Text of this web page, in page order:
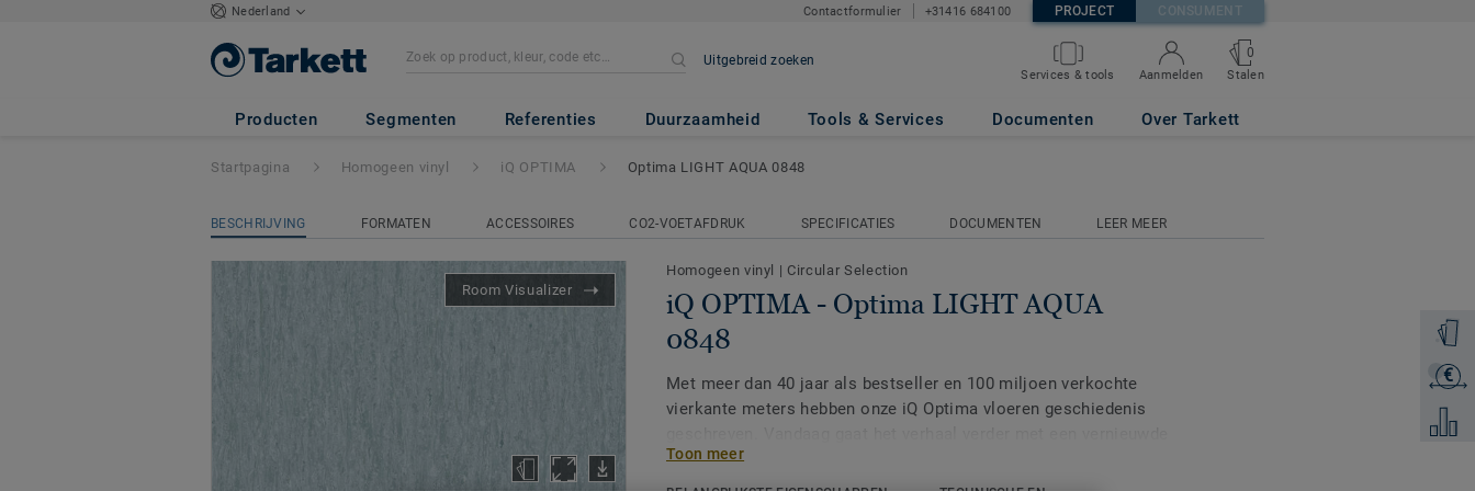
Nederland Contactformulier +31416 684100 PROJECT CONSUMENT
Uitgebreid zoeken
Services & tools Aanmelden
0
Stalen
Producten Segmenten Referenties Duurzaamheid Tools & Services Documenten Over Tarkett
iQ OPTIMA - Optima LIGHT AQUA 0848
€
Voeg
Startpagina Homogeen vinyl iQ OPTIMA Optima LIGHT AQUA 0848
BESCHRIJVING FORMATEN ACCESSOIRES CO2-VOETAFDRUK SPECIFICATIES DOCUMENTEN LEER MEER
Room Visualizer
Homogeen vinyl | Circular Selection
iQ OPTIMA - Optima LIGHT AQUA
0848
Met meer dan 40 jaar als bestseller en 100 miljoen verkochte
vierkante meters hebben onze iQ Optima vloeren geschiedenis
collectie.
Toon meer